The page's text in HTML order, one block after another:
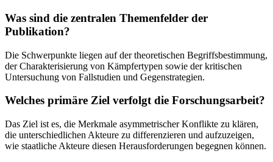
Was sind die zentralen Themenfelder der
Publikation?
Die Schwerpunkte liegen auf der theoretischen Begriffsbestimmung,
der Charakterisierung von Kämpfertypen sowie der kritischen
Untersuchung von Fallstudien und Gegenstrategien.
Welches primäre Ziel verfolgt die Forschungsarbeit?
Das Ziel ist es, die Merkmale asymmetrischer Konflikte zu klären,
die unterschiedlichen Akteure zu differenzieren und aufzuzeigen,
wie staatliche Akteure diesen Herausforderungen begegnen können.